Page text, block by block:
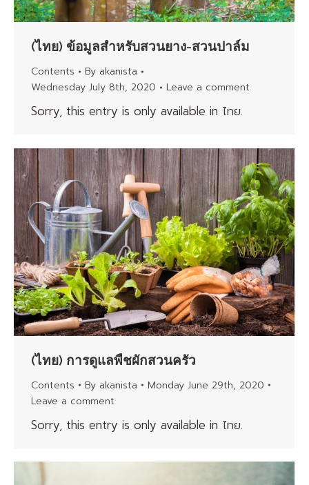
(ไทย) ข้อมูลสำหรับสวนยาง-สวนปาล์ม
Contents By akanista
Wednesday July 8th, 2020
Leave a comment
Sorry, this entry is only available in ไทย.
(ไทย) การดูแลพืชผักสวนครัว
Contents By akanista
Monday June 29th, 2020
Leave a comment
Sorry, this entry is only available in ไทย.